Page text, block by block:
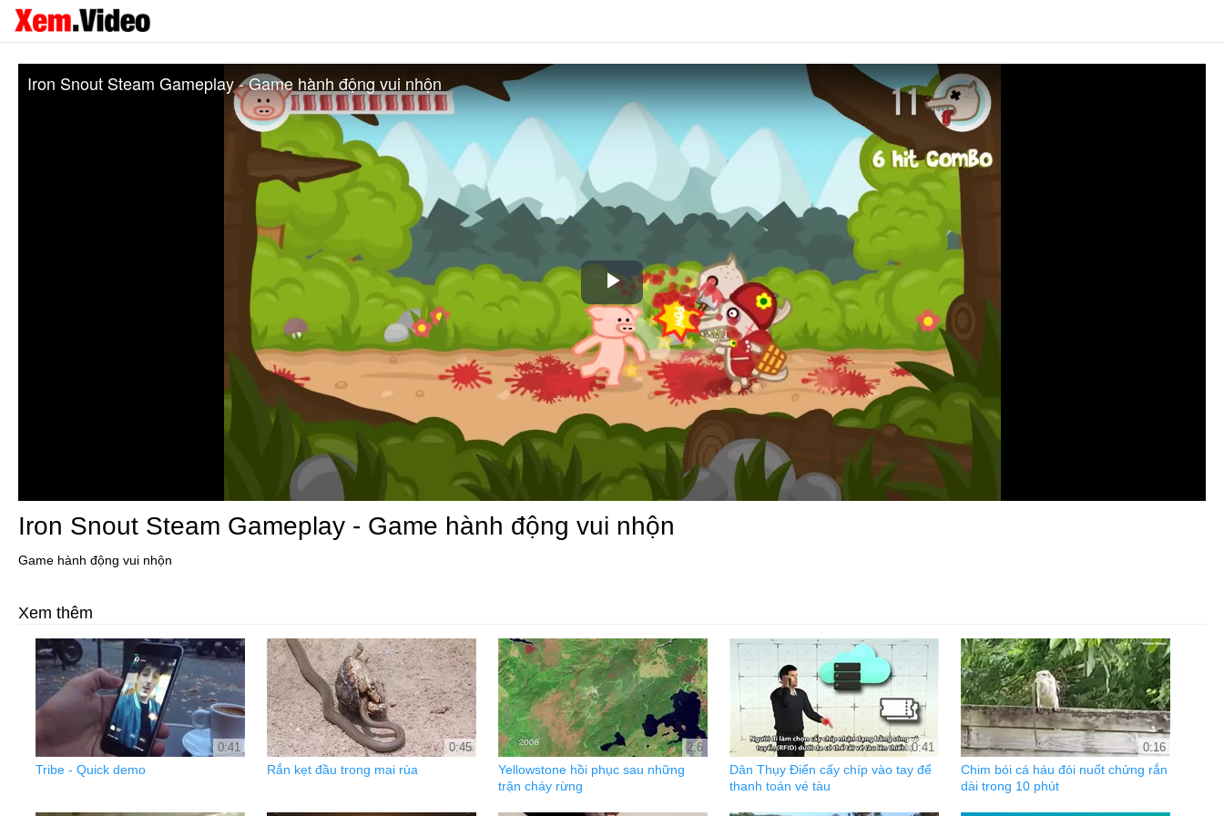
Play
Video
Iron Snout Steam Gameplay - Game hành động vui nhộn
Iron Snout Steam Gameplay - Game hành động vui nhộn
Game hành động vui nhộn
Xem thêm
0:41
Tribe - Quick demo
0:45
Rắn kẹt đầu trong mai rùa
2:6
Yellowstone hồi phục sau những
trận cháy rừng
0:41
Dân Thụy Điển cấy chíp vào tay để
thanh toán vé tàu
0:16
Chim bói cá háu đói nuốt chửng rắn
dài trong 10 phút